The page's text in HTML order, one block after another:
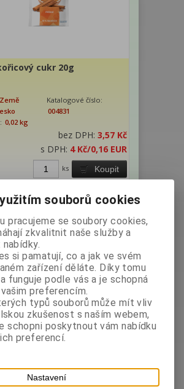
cukr 20g
Země
Katalogové číslo:
004831
0,02 kg
bez DPH: 3,57 Kč
s DPH: 4 Kč/0,16 EUR
Koupit
ks
na Bábovku 400g - bez
Země
Katalogové číslo:
bez DPH:43,75 Kč
s DPH:
souborů cookies
pracujeme se soubory cookies,
zkvalitnit naše služby a
si pamatují, co a jak ve svém
zařízení děláte. Díky tomu
funguje podle vás a je schopná
preferencím.
typů souborů může mít vliv
zkušenost s naším webem,
schopni poskytnout vám nabídku
preferencí.
Nastavení